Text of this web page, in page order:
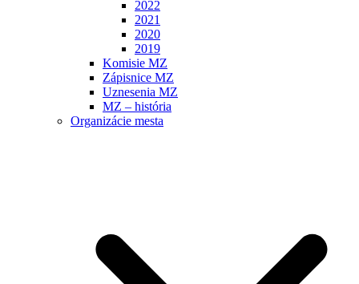
2022
2021
2020
2019
Komisie MZ
Zápisnice MZ
Uznesenia MZ
MZ – história
Organizácie mesta